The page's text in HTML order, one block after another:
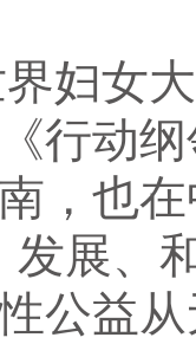
妇女
行动
，也
发展、
公益